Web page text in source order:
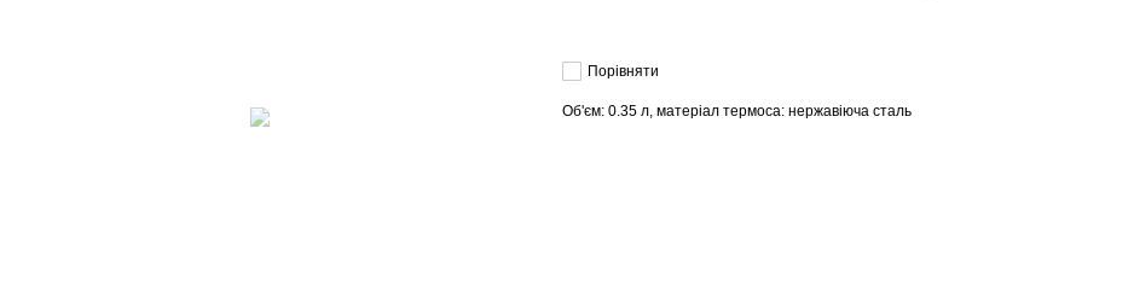
Порівняти
Об'єм: 0.35 л, матеріал термоса: нержавіюча сталь